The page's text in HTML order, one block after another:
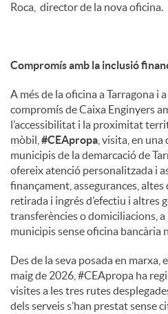
Roca, director de la nova oficina.
Compromís amb la inclusió
A més de la oficina a Tarragona i a
compromís de Caixa Enginyers
l’accessibilitat i la proximitat
mòbil, #CEApropa , visita, en
municipis de la demarcació de
ofereix atenció personalitzada i
finançament, assegurances, altes
retirada i ingrés d’efectiu i altres
transferències o domiciliacions,
municipis sense oficina bancària
Des de la seva posada en marxa,
maig de 2026, #CEApropa ha
visites a les tres rutes
dels serveis s’han prestat sense